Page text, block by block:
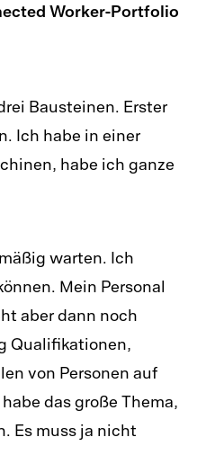
Worker-Portfolio
Bausteinen. Erster
Ich habe in einer
habe ich ganze
warten. Ich
Mein Personal
aber dann noch
Qualifikationen,
von Personen auf
das große Thema,
Es muss ja nicht